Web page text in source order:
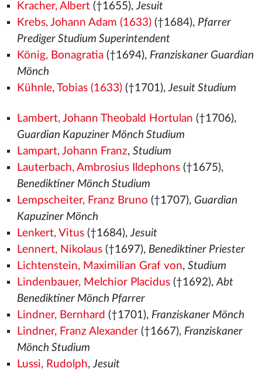
Kracher, Albert(†1655),Jesuit
Krebs, Johann Adam (1633)(†1684), Pfarrer
Prediger Studium Superintendent
König, Bonagratia(†1694), Franziskaner Guardian
Mönch
Kühnle, Tobias (1633)(†1701),Jesuit Studium
Lambert, Johann Theobald Hortulan (†1706),
Guardian Kapuziner Mönch Studium
Lampart, Johann Franz, Studium
Lauterbach, Ambrosius Ildephons(†1675),
Benediktiner Mönch Studium
Lempscheiter, Franz Bruno (†1707), Guardian
Kapuziner Mönch
Lenkert, Vitus(†1684),Jesuit
Lennert, Nikolaus(†1697), Benediktiner Priester
Lichtenstein, Maximilian Graf von, Studium
Lindenbauer, Melchior Placidus(†1692),Abt
Benediktiner Mönch Pfarrer
Lindner, Bernhard (†1701), Franziskaner Mönch
Lindner, Franz Alexander(†1667), Franziskaner
Mönch Studium
Lussi, Rudolph,Jesuit